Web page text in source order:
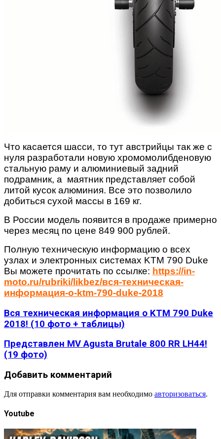
Что касается шасси, то тут австрийцы так же с
нуля разработали новую хромомолибденовую
стальную раму и алюминиевый задний
подрамник, а маятник представляет собой
литой кусок алюминия. Все это позволило
добиться сухой массы в 169 кг.
В России модель появится в продаже примерно
через месяц по цене 849 900 рублей.
Полную техническую информацию о всех
узлах и электронных системах KTM 790 Duke
Вы можете прочитать по ссылке: https://in-
moto.ru/rubriki/likbez/вся-техническая-
информация-о-ktm-790-duke-2018
Вся техническая информация о KTM 790 Duke
2018! (10 фото + таблицы)
Представлен MV Agusta Brutale 800 RR LH44!
(19 фото)
Добавить комментарий
Для отправки комментария вам необходимо авторизоваться.
Youtube